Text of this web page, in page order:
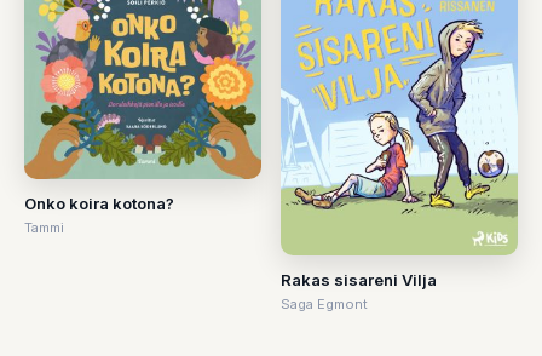
Onko koira kotona?
Tammi
Rakas sisareni Vilja
Saga Egmont